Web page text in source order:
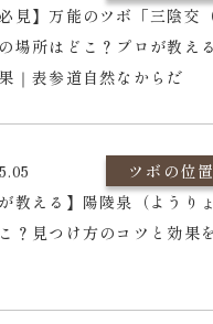
必見】万能のツボ「三陰交
場所はどこ？プロが教え
｜表参道自然なからだ
ツボの位
が教える】陽陵泉（ようり
？見つけ方のコツと効果